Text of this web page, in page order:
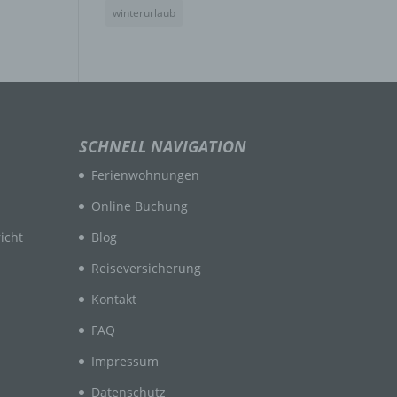
winterurlaub
SCHNELL NAVIGATION
Ferienwohnungen
Online Buchung
Blog
Reiseversicherung
Kontakt
FAQ
Impressum
Datenschutz